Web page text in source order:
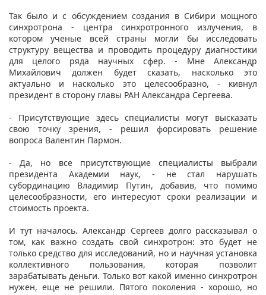
Так было и с обсуждением создания в Сибири мощного
синхротрона - центра синхротронного излучения, в
котором ученые всей страны могли бы исследовать
структуру вещества и проводить процедуру диагностики
для целого ряда научных сфер. - Мне Александр
Михайлович должен будет сказать, насколько это
актуально и насколько это целесообразно, - кивнул
президент в сторону главы РАН Александра Сергеева.
- Присутствующие здесь специалисты могут высказать
свою точку зрения, - решил форсировать решение
вопроса Валентин Пармон.
- Да, но все присутствующие специалисты выбрали
президента Академии наук, - не стал нарушать
субординацию Владимир Путин, добавив, что помимо
целесообразности, его интересуют сроки реализации и
стоимость проекта.
И тут началось. Александр Сергеев долго рассказывал о
том, как важно создать свой синхротрон: это будет не
только средство для исследований, но и научная установка
коллективного пользования, которая позволит
зарабатывать деньги. Только вот какой именно синхротрон
нужен, еще не решили. Пятого поколения - хорошо, но